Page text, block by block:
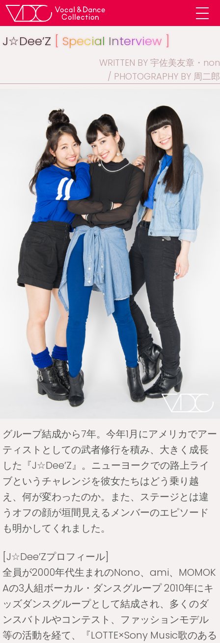
J☆Dee’Z [ Special Interview ]
WRITTEN BY 宇佐美友章・non
PHOTOGRAPHY BY 周二郎
グループ結成から7年。今年1月にアメリカでアー
ティストとしての武者修行を積み、大きく成長
した『J☆Dee’Z』。ニューヨークでの路上ライ
ブというチャレンジを彼女たちはどう乗り越
え、何が変わったのか。また、ステージとは違
うオフの顔が垣間見えるメンバーのエピソード
も明かしてくれました。
[J☆Dee’Zプロフィール]
全員が2000年代生まれのNono、ami、MOMOK
Aの3人組ボーカル・ダンスグループ 2010年にキ
ッズダンスグループとして結成され、多くのダ
ンスバトルやコンテスト、ファッションモデル
等の活動を経て、『LOTTE×Sony Music歌のある